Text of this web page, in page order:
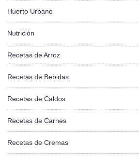
Huerto Urbano
Nutrición
Recetas de Arroz
Recetas de Bebidas
Recetas de Caldos
Recetas de Carnes
Recetas de Cremas